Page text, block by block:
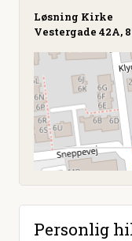
Løsning Kirke
Vestergade 42A,
Personlig